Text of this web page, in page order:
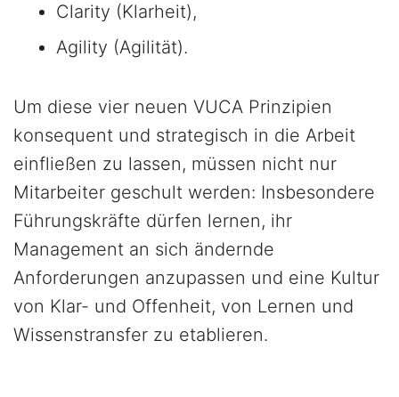
Clarity (Klarheit),
Agility (Agilität).
Um diese vier neuen VUCA Prinzipien
konsequent und strategisch in die Arbeit
einfließen zu lassen, müssen nicht nur
Mitarbeiter geschult werden: Insbesondere
Führungskräfte dürfen lernen, ihr
Management an sich ändernde
Anforderungen anzupassen und eine Kultur
von Klar- und Offenheit, von Lernen und
Wissenstransfer zu etablieren.